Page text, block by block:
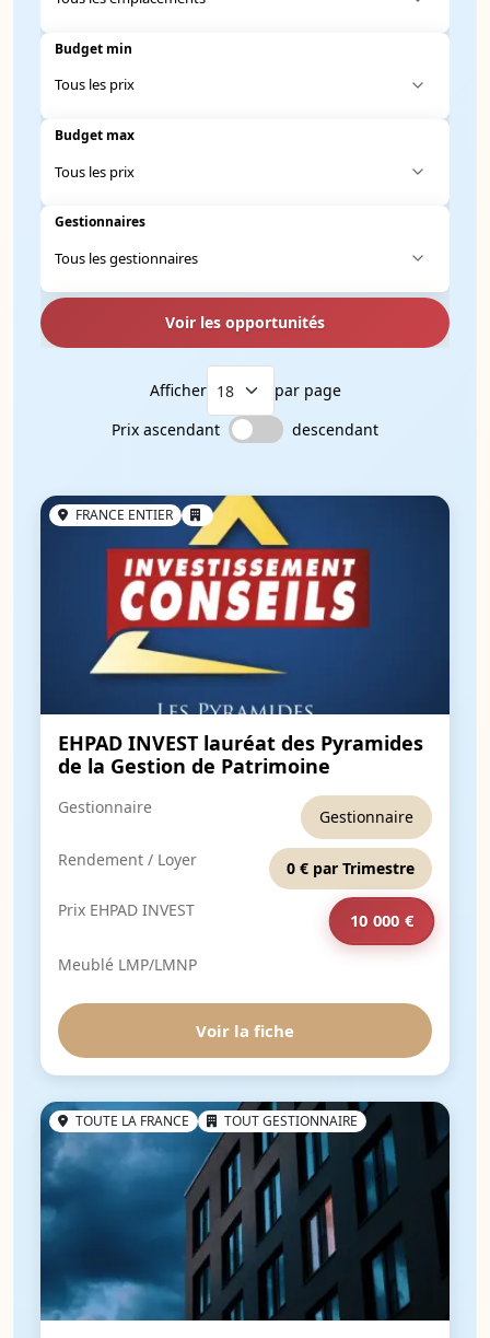
Budget min
Budget max
Gestionnaires
Voir les opportunités
Afficher
par page
Prix ascendant
descendant
FRANCE ENTIER
EHPAD INVEST lauréat des Pyramides
de la Gestion de Patrimoine
Gestionnaire Gestionnaire
Rendement / Loyer
0 € par Trimestre
Prix EHPAD INVEST
10 000 €
Meublé LMP/LMNP
Voir la fiche
TOUTE LA FRANCE TOUT GESTIONNAIRE